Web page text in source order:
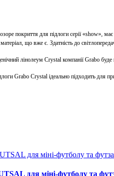
покриття для підлоги серії «show»,
що вже є. Здатність до
лінолеум Crystal компанії Grabo
Grabo Crystal ідеально підходить
для міні-футболу та